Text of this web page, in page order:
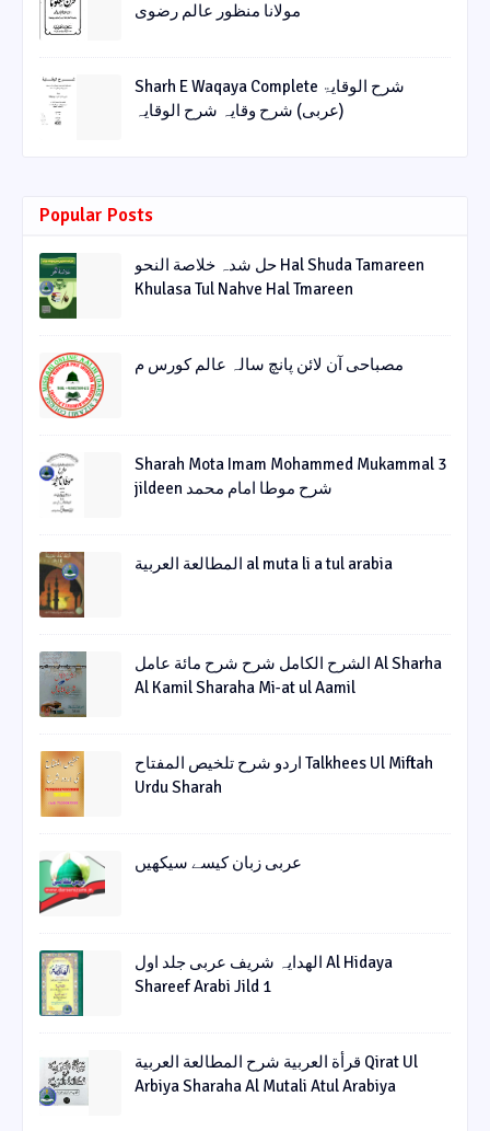
مولانا منظور عالم رضوی
Sharh E Waqaya Complete شرح الوقایۃ
(عربی) شرح وقایہ شرح الوقایہ
Popular Posts
حل شدہ خلاصة النحو Hal Shuda Tamareen
Khulasa Tul Nahve Hal Tmareen
مصباحی آن لائن پانچ سالہ عالم کورس م
Sharah Mota Imam Mohammed Mukammal 3
jildeen شرح موطا امام محمد
المطالعة العربية al muta li a tul arabia
الشرح الکامل شرح شرح مائة عامل Al Sharha
Al Kamil Sharaha Mi-at ul Aamil
اردو شرح تلخیص المفتاح Talkhees Ul Miftah
Urdu Sharah
عربی زبان کیسے سیکھیں
الھدایہ شریف عربی جلد اول Al Hidaya
Shareef Arabi Jild 1
قرأة العربیة شرح المطالعة العربیة Qirat Ul
Arbiya Sharaha Al Mutali Atul Arabiya